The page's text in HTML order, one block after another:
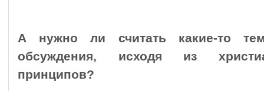
А нужно ли считать какие-то
обсуждения, исходя из
принципов?